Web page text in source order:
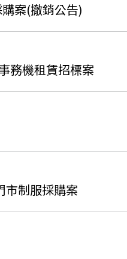
案(撤銷公告)
務機租賃招標案
市制服採購案